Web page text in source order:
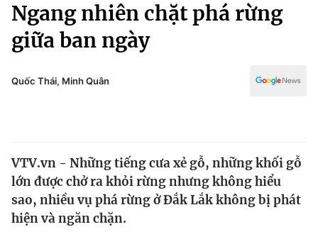
Chuyên mục
Chính trị
Y tế
Thế giới
Pháp luật
Kinh tế
Thể thao
Văn hóa - Giải trí
Giáo dục
Ngang nhiên chặt phá rừng
giữa ban ngày
Quốc Thái, Minh Quân
VTV.vn - Những tiếng cưa xẻ gỗ, những khối gỗ
lớn được chở ra khỏi rừng nhưng không hiểu
sao, nhiều vụ phá rừng ở Đắk Lắk không bị phát
hiện và ngăn chặn.